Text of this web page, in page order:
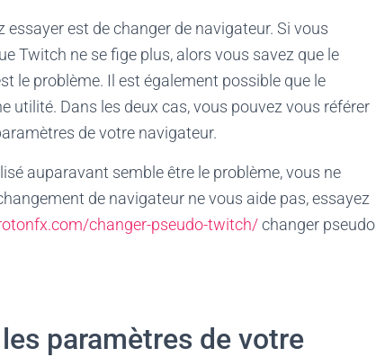
est de changer de navigateur. Si vous
Twitch ne se fige plus, alors vous savez que le
le problème. Il est également possible que le
utilité. Dans les deux cas, vous pouvez vous référer
de votre navigateur.
auparavant semble être le problème, vous ne
de navigateur ne vous aide pas, essayez
changer-pseudo-twitch/changer pseudo
paramètres de votre